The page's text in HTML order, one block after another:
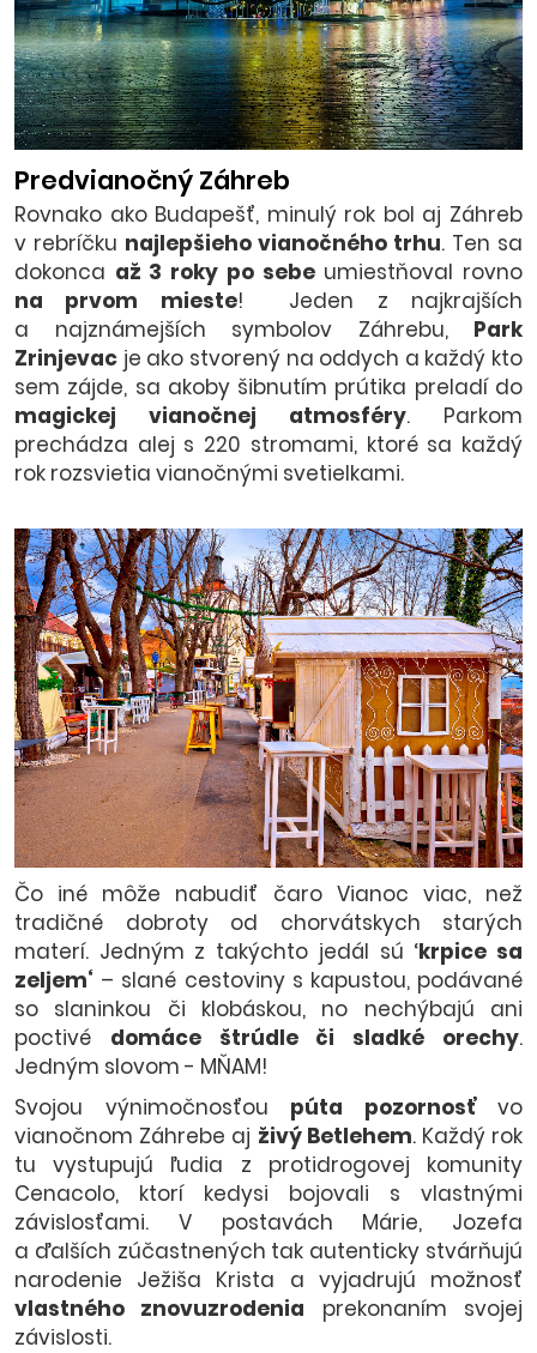
Predvianočný Záhreb
Rovnako ako Budapešť, minulý rok bol aj Záhreb
v rebríčku najlepšieho vianočného trhu. Ten sa
dokonca až 3 roky po sebeumiestňoval rovno
na prvom mieste! Jeden z najkrajších
a najznámejších symbolov Záhrebu, Park
Zrinjevac je ako stvorený na oddych a každý kto
sem zájde, sa akoby šibnutím prútika preladí do
magickej vianočnej atmosféry. Parkom
prechádza alej s 220 stromami, ktoré sa každý
rok rozsvietia vianočnými svetielkami.
Čo iné môže nabudiť čaro Vianoc viac, než
tradičné dobroty od chorvátskych starých
materí. Jedným z takýchto jedál sú ‘krpice sa
zeljem‘ – slané cestoviny s kapustou, podávané
so slaninkou či klobáskou, no nechýbajú ani
poctivé domáce štrúdle či sladké orechy.
Jedným slovom - MŇAM!
Svojou výnimočnosťou púta pozornosťvo
vianočnom Záhrebe aj živý Betlehem. Každý rok
tu vystupujú ľudia z protidrogovej komunity
Cenacolo, ktorí kedysi bojovali s vlastnými
závislosťami. V postavách Márie, Jozefa
a ďalších zúčastnených tak autenticky stvárňujú
narodenie Ježiša Krista a vyjadrujú možnosť
vlastného znovuzrodenia prekonaním svojej
závislosti.